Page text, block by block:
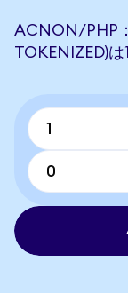
ACNON/PHP
TOKENIZED)